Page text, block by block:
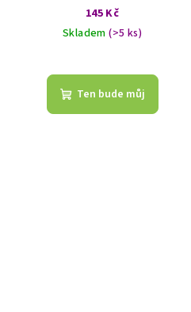
145 Kč
Skladem(>5 ks)
hodnocení
produktu
Ten bude můj